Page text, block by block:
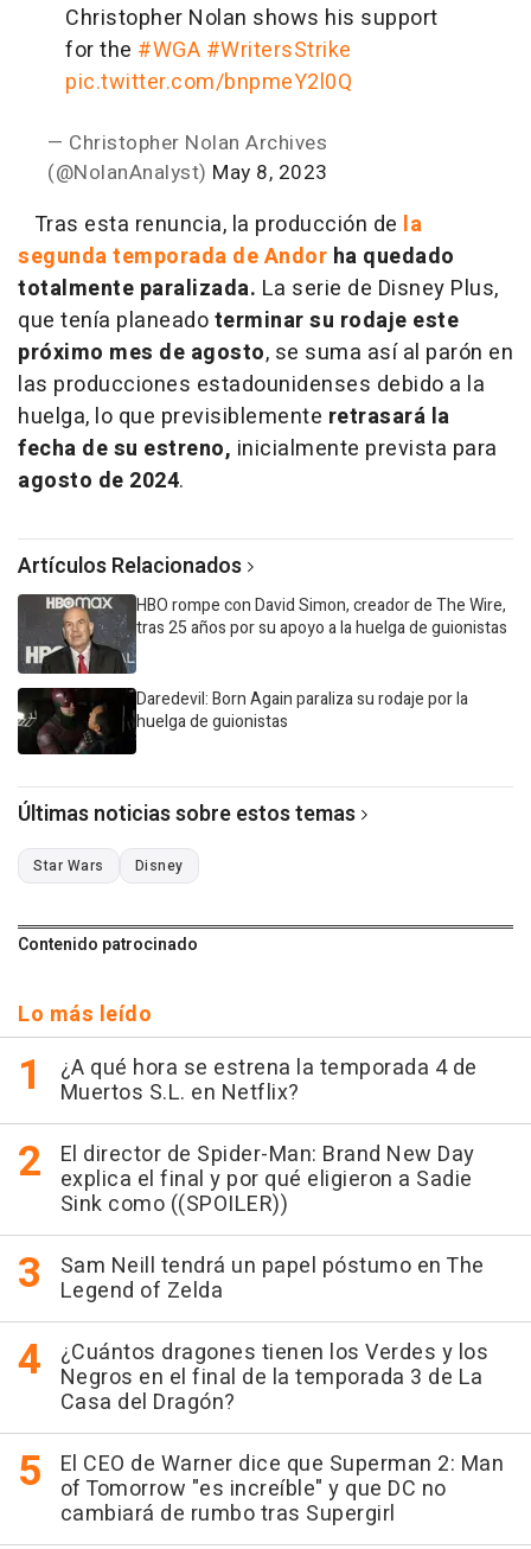
Christopher Nolan shows his support
for the #WGA #WritersStrike
pic.twitter.com/bnpmeY2l0Q
— Christopher Nolan Archives
(@NolanAnalyst) May 8, 2023
Tras esta renuncia, la producción de la
segunda temporada de Andor ha quedado
totalmente paralizada. La serie de Disney Plus,
que tenía planeadoterminar su rodaje este
próximo mes de agosto, se suma así al parón en
las producciones estadounidenses debido a la
huelga, lo que previsiblemente retrasará la
fecha de su estreno, inicialmente prevista para
agosto de 2024.
Artículos Relacionados
HBO rompe con David Simon, creador de The Wire,
tras 25 años por su apoyo a la huelga de guionistas
Daredevil: Born Again paraliza su rodaje por la
huelga de guionistas
Últimas noticias sobre estos temas
Star Wars Disney
Contenido patrocinado
Lo más leído
¿A qué hora se estrena la temporada 4 de
Muertos S.L. en Netflix?
El director de Spider-Man: Brand New Day
explica el final y por qué eligieron a Sadie
Sink como ((SPOILER))
Sam Neill tendrá un papel póstumo en The
Legend of Zelda
¿Cuántos dragones tienen los Verdes y los
Negros en el final de la temporada 3 de La
Casa del Dragón?
El CEO de Warner dice que Superman 2: Man
of Tomorrow "es increíble" y que DC no
cambiará de rumbo tras Supergirl